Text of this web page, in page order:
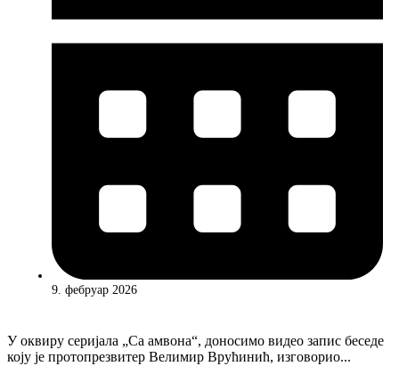
9. фебруар 2026
У оквиру серијала „Са амвона“, доносимо видео запис беседе
коју је протопрезвитер Велимир Врућинић, изговорио...